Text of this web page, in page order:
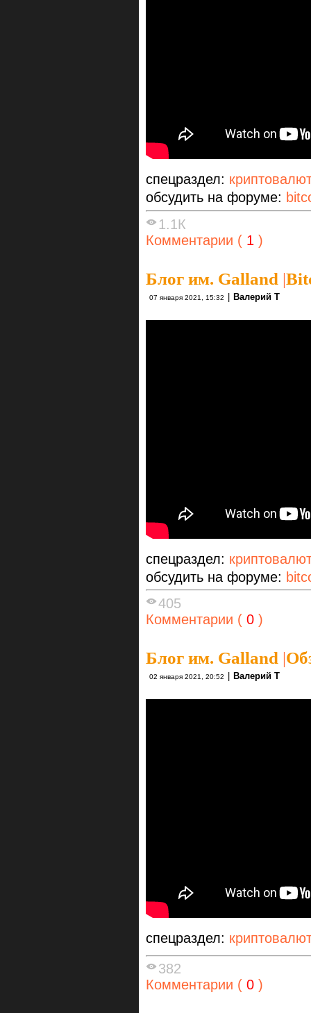
спецраздел:
обсудить на форуме:
1.1К
Комментарии ( 1 )
Блог им. Galland |
07 января 2021, 15:32 Валерий Т
спецраздел:
обсудить на форуме:
405
Комментарии ( 0 )
Блог им. Galland |
02 января 2021, 20:52 Валерий Т
спецраздел:
382
Комментарии ( 0 )